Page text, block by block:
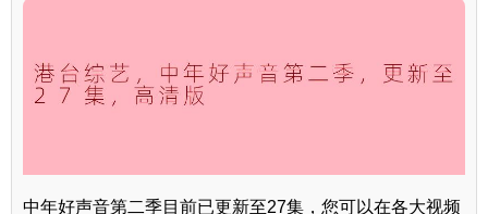
中年好声音第二季目前已更新至27集，您可以在各大视频